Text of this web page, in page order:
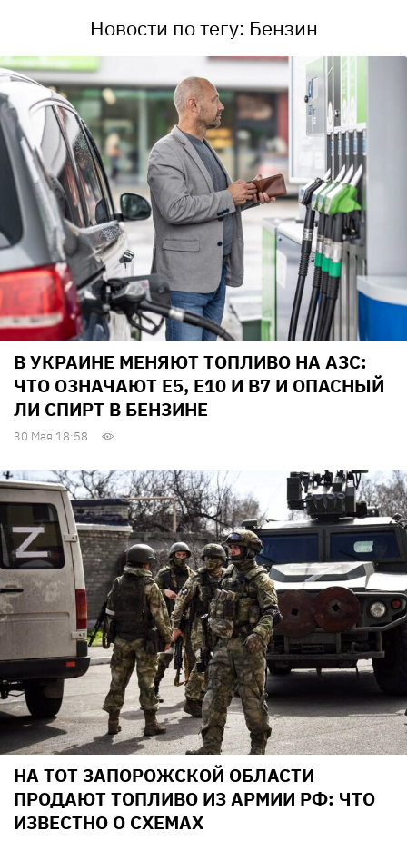
Новости по тегу: Бензин
В УКРАИНЕ МЕНЯЮТ ТОПЛИВО НА АЗС:
ЧТО ОЗНАЧАЮТ E5, E10 И B7 И ОПАСНЫЙ
ЛИ СПИРТ В БЕНЗИНЕ
30 Мая 18:58
НА ТОТ ЗАПОРОЖСКОЙ ОБЛАСТИ
ПРОДАЮТ ТОПЛИВО ИЗ АРМИИ РФ: ЧТО
ИЗВЕСТНО О СХЕМАХ